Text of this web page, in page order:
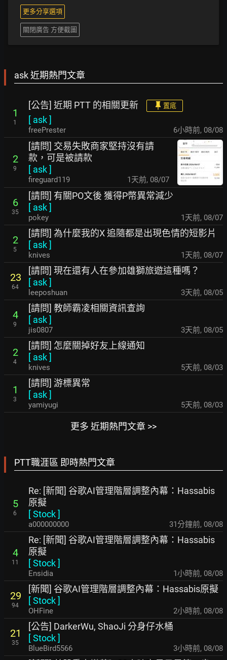
更多分享選項
關閉廣告 方便截圖
ask 近期熱門文章
1
1
[公告] 近期 PTT 的相關更新 置底
[ ask]
freePrester 6小時前, 08/08
2
9
[請問] 交易失敗商家堅持沒有請
款，可是被請款
[ ask]
fireguard119 1天前, 08/07
6
35
[請問] 有關PO文後 獲得P幣異常減少
[ ask]
pokey 1天前, 08/07
2
5
[請問] 為什麼我的X 追隨都是出現色情的短影片
[ ask]
knives 1天前, 08/07
23
64
[請問] 現在還有人在參加雄獅旅遊這種嗎？
[ ask]
leeposhuan 3天前, 08/05
4
9
[請問] 教師霸凌相關資訊查詢
[ ask]
jis0807 3天前, 08/05
2
4
[請問] 怎麼關掉好友上線通知
[ ask]
knives 5天前, 08/03
1
3
[請問] 游標異常
[ ask]
yamiyugi 5天前, 08/03
更多 近期熱門文章 >>
PTT職涯區 即時熱門文章
5
6
Re: [新聞] 谷歌AI管理階層調整內幕：Hassabis
原擬
[Stock]
a000000000 31分鐘前, 08/08
4
11
Re: [新聞] 谷歌AI管理階層調整內幕：Hassabis
原擬
[Stock]
Ensidia 1小時前, 08/08
29
94
[新聞] 谷歌AI管理階層調整內幕：Hassabis原擬
[Stock]
OHFine 2小時前, 08/08
21
35
[公告] DarkerWu, ShaoJi 分身仔水桶
[Stock]
BlueBird5566 3小時前, 08/08